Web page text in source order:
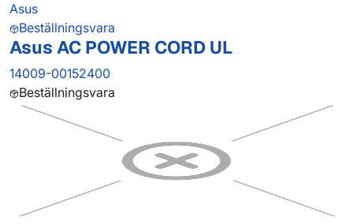
Asus
Beställningsvara
Asus AC POWER CORD UL
14009-00152400
Beställningsvara